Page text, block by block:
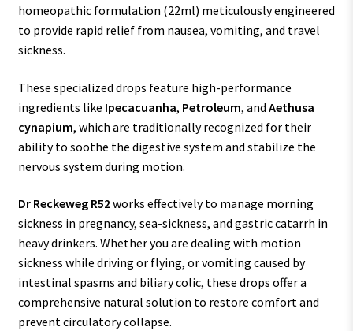
homeopathic formulation (22ml) meticulously engineered
to provide rapid relief from nausea, vomiting, and travel
sickness.
These specialized drops feature high-performance
ingredients like Ipecacuanha, Petroleum, and Aethusa
cynapium, which are traditionally recognized for their
ability to soothe the digestive system and stabilize the
nervous system during motion.
Dr Reckeweg R52works effectively to manage morning
sickness in pregnancy, sea-sickness, and gastric catarrh in
heavy drinkers. Whether you are dealing with motion
sickness while driving or flying, or vomiting caused by
intestinal spasms and biliary colic, these drops offer a
comprehensive natural solution to restore comfort and
prevent circulatory collapse.